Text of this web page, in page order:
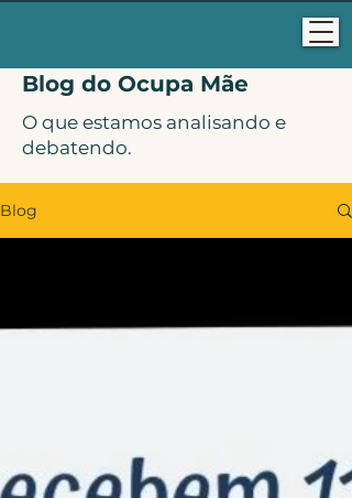
Blog do Ocupa Mãe
O que estamos analisando e
debatendo.
Blog